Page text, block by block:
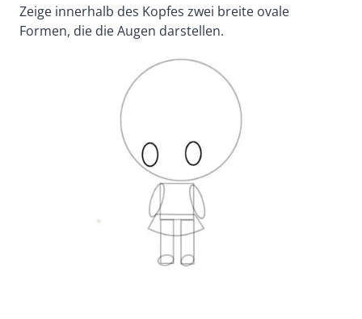
Zeige innerhalb des Kopfes zwei breite ovale
Formen, die die Augen darstellen.